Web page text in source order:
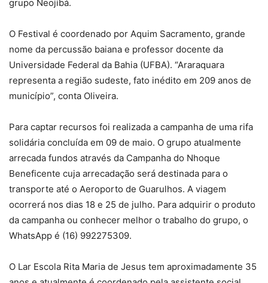
grupo Neojibá.
O Festival é coordenado por Aquim Sacramento, grande
nome da percussão baiana e professor docente da
Universidade Federal da Bahia (UFBA). “Araraquara
representa a região sudeste, fato inédito em 209 anos de
município”, conta Oliveira.
Para captar recursos foi realizada a campanha de uma rifa
solidária concluída em 09 de maio. O grupo atualmente
arrecada fundos através da Campanha do Nhoque
Beneficente cuja arrecadação será destinada para o
transporte até o Aeroporto de Guarulhos. A viagem
ocorrerá nos dias 18 e 25 de julho. Para adquirir o produto
da campanha ou conhecer melhor o trabalho do grupo, o
WhatsApp é (16) 992275309.
O Lar Escola Rita Maria de Jesus tem aproximadamente 35